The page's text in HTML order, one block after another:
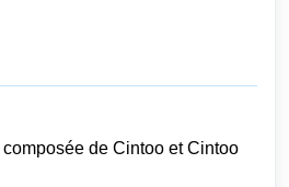
de Cintoo et Cintoo